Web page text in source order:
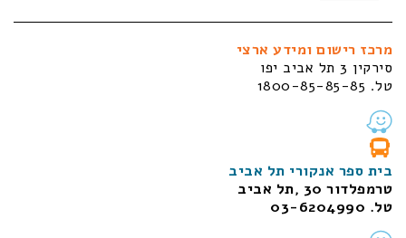
מרכז רישום ומידע ארצי
סירקין 3 תל אביב יפו
טל. 1800-85-85-85
בית ספר אנקורי תל אביב
טרמפלדור 30 ,תל אביב
טל. 03-6204990